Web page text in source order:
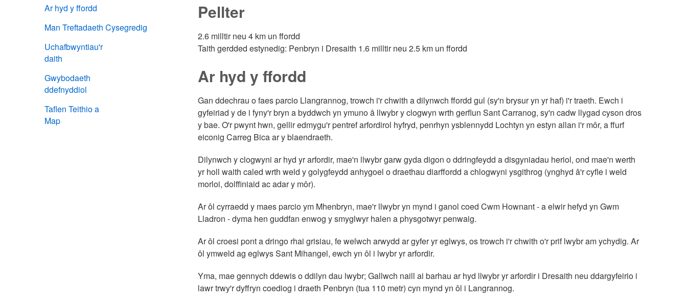
Ar hyd y ffordd
Man Treftadaeth Cysegredig
Uchafbwyntiau'r
daith
Gwybodaeth
ddefnyddiol
Taflen Teithio a
Map
Pellter
2.6 milltir neu 4 km un ffordd
Taith gerdded estynedig: Penbryn i Dresaith 1.6 milltir neu 2.5 km un ffordd
Ar hyd y ffordd
Gan ddechrau o faes parcio Llangrannog, trowch i'r chwith a dilynwch ffordd gul (sy'n brysur yn yr haf) i'r traeth. Ewch i
gyfeiriad y de i fyny'r bryn a byddwch yn ymuno â llwybr y clogwyn wrth gerflun Sant Carranog, sy'n cadw llygad cyson dros
y bae. O'r pwynt hwn, gellir edmygu'r pentref arfordirol hyfryd, penrhyn ysblennydd Lochtyn yn estyn allan i'r môr, a ffurf
eiconig Carreg Bica ar y blaendraeth.
Dilynwch y clogwyni ar hyd yr arfordir, mae'n llwybr garw gyda digon o ddringfeydd a disgyniadau heriol, ond mae'n werth
yr holl waith caled wrth weld y golygfeydd anhygoel o draethau diarffordd a chlogwyni ysgithrog (ynghyd â'r cyfle i weld
morloi, dolffiniaid ac adar y môr).
Ar ôl cyrraedd y maes parcio ym Mhenbryn, mae'r llwybr yn mynd i ganol coed Cwm Hownant - a elwir hefyd yn Gwm
Lladron - dyma hen guddfan enwog y smyglwyr halen a physgotwyr penwaig.
Ar ôl croesi pont a dringo rhai grisiau, fe welwch arwydd ar gyfer yr eglwys, os trowch i'r chwith o'r prif lwybr am ychydig. Ar
ôl ymweld ag eglwys Sant Mihangel, ewch yn ôl i lwybr yr arfordir.
Yma, mae gennych ddewis o ddilyn dau lwybr; Gallwch naill ai barhau ar hyd llwybr yr arfordir i Dresaith neu ddargyfeirio i
lawr trwy'r dyffryn coediog i draeth Penbryn (tua 110 metr) cyn mynd yn ôl i Langrannog.